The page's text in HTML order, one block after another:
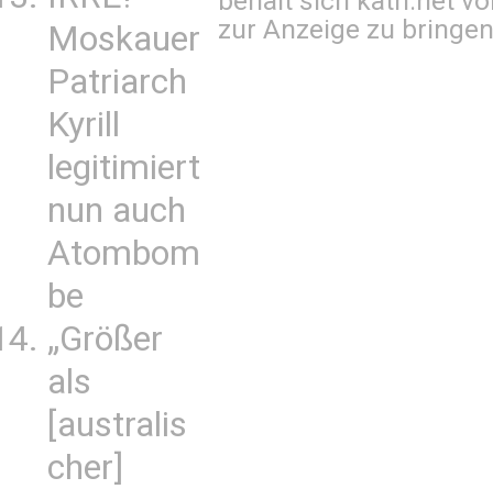
Moskauer
Patriarch
Kyrill
legitimiert
nun auch
Atombom
be
„Größer
als
[australis
cher]
zur Anzeige zu